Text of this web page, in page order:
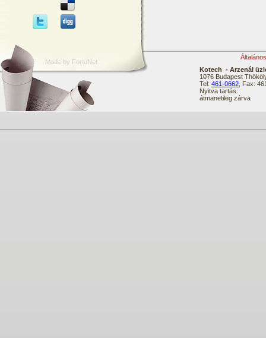
Made by FortuNet
Kotech - Arzenál
1076 Budapest
Tel: 461-0662 , Fax:
Nyitva tartás:
átmanetileg zárva